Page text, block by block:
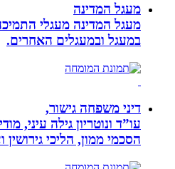
מעגל המדינה
מעגל המדינה מעגלי
במעגל ובמעגלים האחרים.
דיני משפחה גישור,
עו”ד ונוטריון גילה עיני,
הסכמי ממון, הליכי גירושין